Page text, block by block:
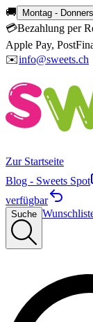
🚚 Montag -
💳Bezahlung per
Apple Pay,
✉️info@sweets.ch
Zur Startseite
Blog - Sweets Spot
verfügbar
Suche